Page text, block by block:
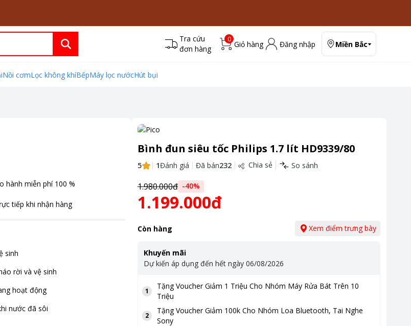
Tra cứu
đơn hàng
0
Giỏ hàng Đăng nhập Miền Bắc
Nồi cơmLọc không khíBếpMáy lọc nướcHút bụi
hành miễn phí 100 %
tiếp khi nhận hàng
sinh
rời và vệ sinh
hoạt động
nước đã sôi
Bình đun siêu tốc Philips 1.7 lít HD9339/80
5 1Đánh giá Đã bán232 Chia sẻ So sánh
1.980.000đ -40%
1.199.000đ
Còn hàng Xem điểm trưng bày
Khuyến mãi
Dự kiến áp dụng đến hết ngày 06/08/2026
1
TặngVoucher Giảm 1 Triệu Cho Nhóm Máy Rửa Bát Trên 10
Triệu
2
TặngVoucher Giảm 100k Cho Nhóm Loa Bluetooth, Tai Nghe
Sony